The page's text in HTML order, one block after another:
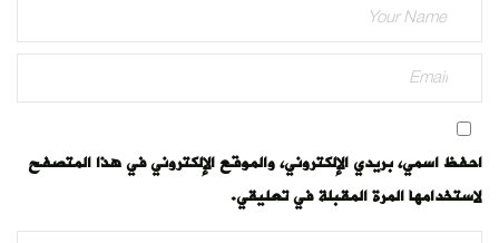
احفظ اسمي، بريدي الإلكتروني، والموقع الإلكتروني في هذا المتصفح
لاستخدامها المرة المقبلة في تعليقي.